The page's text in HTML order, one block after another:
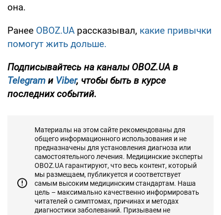
она.
Ранее OBOZ.UA рассказывал, какие привычки
помогут жить дольше.
Подписывайтесь на каналы OBOZ.UA в
Telegram и Viber, чтобы быть в курсе
последних событий.
Материалы на этом сайте рекомендованы для
общего информационного использования и не
предназначены для установления диагноза или
самостоятельного лечения. Медицинские эксперты
OBOZ.UA гарантируют, что весь контент, который
мы размещаем, публикуется и соответствует
самым высоким медицинским стандартам. Наша
цель – максимально качественно информировать
читателей о симптомах, причинах и методах
диагностики заболеваний. Призываем не